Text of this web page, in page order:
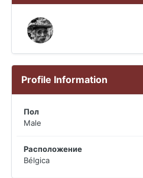
Profile Information
Пол
Male
Расположение
Bélgica